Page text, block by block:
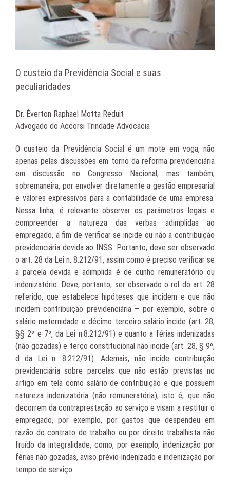
O custeio da Previdência Social e suas
peculiaridades
Dr. Éverton Raphael Motta Reduit
Advogado do Accorsi Trindade Advocacia
O custeio da Previdência Social é um mote em voga, não
apenas pelas discussões em torno da reforma previdenciária
em discussão no Congresso Nacional, mas também,
sobremaneira, por envolver diretamente a gestão empresarial
e valores expressivos para a contabilidade de uma empresa.
Nessa linha, é relevante observar os parâmetros legais e
compreender a natureza das verbas adimplidas ao
empregado, a fim de verificar se incide ou não a contribuição
previdenciária devida ao INSS. Portanto, deve ser observado
o art. 28 da Lei n. 8.212/91, assim como é preciso verificar se
a parcela devida e adimplida é de cunho remuneratório ou
indenizatório. Deve, portanto, ser observado o rol do art. 28
referido, que estabelece hipóteses que incidem e que não
incidem contribuição previdenciária – por exemplo, sobre o
salário maternidade e décimo terceiro salário incide (art. 28,
§§ 2º e 7º, da Lei n.8.212/91) e quanto a férias indenizadas
(não gozadas) e terço constitucional não incide (art. 28, § 9º,
d da Lei n. 8.212/91). Ademais, não incide contribuição
previdenciária sobre parcelas que não estão previstas no
artigo em tela como salário-de-contribuição e que possuem
natureza indenizatória (não remuneratória), isto é, que não
decorrem da contraprestação ao serviço e visam a restituir o
empregado, por exemplo, por gastos que despendeu em
razão do contrato de trabalho ou por direito trabalhista não
fruído da integralidade, como, por exemplo, indenização por
férias não gozadas, aviso prévio-indenizado e indenização por
tempo de serviço.